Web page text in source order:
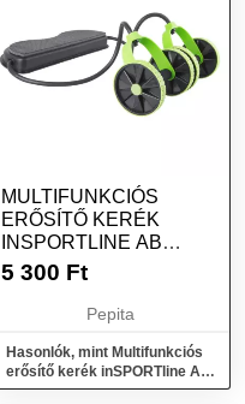
MULTIFUNKCIÓS
ERŐSÍTŐ KERÉK
INSPORTLINE AB
ROLLER AR400
5 300 Ft
Pepita
Hasonlók, mint Multifunkciós
erősítő kerék inSPORTline AB
Roller AR400